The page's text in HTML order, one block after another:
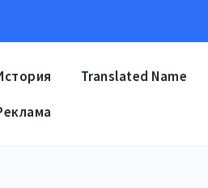
Translated Name